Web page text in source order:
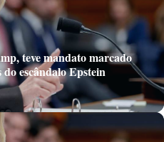
teve mandato marcado
escândalo Epstein